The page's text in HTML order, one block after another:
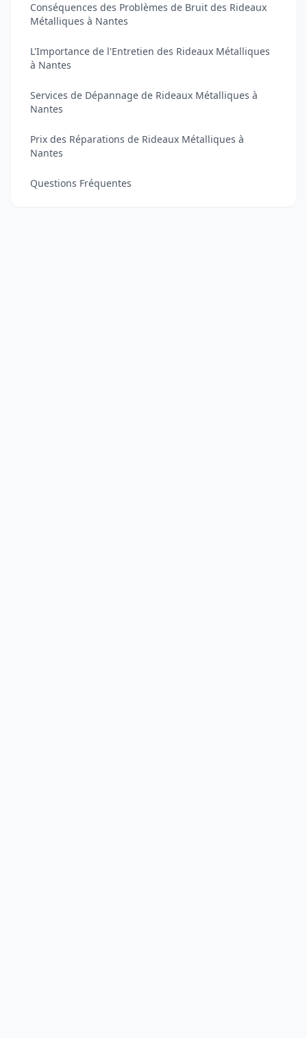
Conséquences des Problèmes de Bruit des Rideaux
Métalliques à Nantes
L'Importance de l'Entretien des Rideaux Métalliques
à Nantes
Services de Dépannage de Rideaux Métalliques à
Nantes
Prix des Réparations de Rideaux Métalliques à
Nantes
Questions Fréquentes